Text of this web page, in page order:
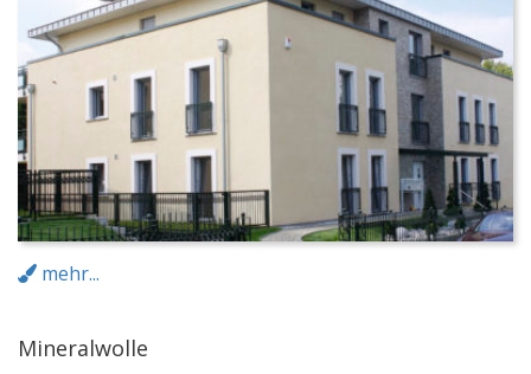
mehr...
Mineralwolle